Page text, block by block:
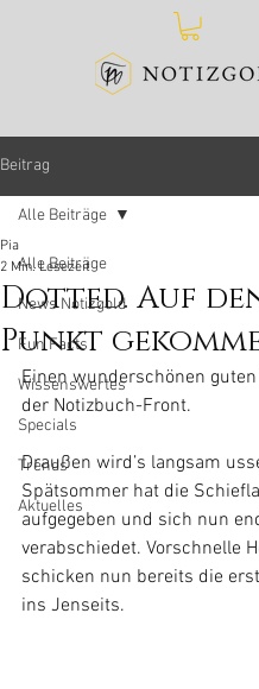
Beitrag
Alle Beiträge
News Notizgold
Fun Facts
Wissenswertes
Specials
Trends
Aktuelles
Alle Beiträge
Dotted. Auf
Punkt
Pia
2 Min. Lesezeit
Einen wunderschönen
der Notizbuch-Front.
Draußen wird’s langsam
Spätsommer hat die
aufgegeben und sich nun
verabschiedet. Vorschnelle
schicken nun bereits die
ins Jenseits.